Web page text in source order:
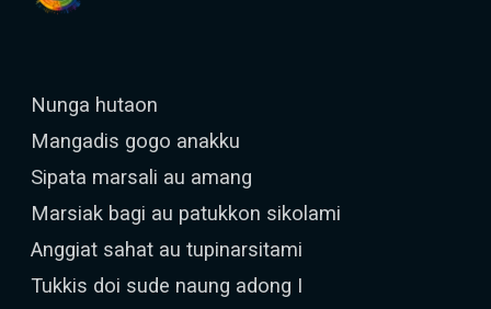
Nunga hutaon
Mangadis gogo anakku
Sipata marsali au amang
Marsiak bagi au patukkon sikolami
Anggiat sahat au tupinarsitami
Tukkis doi sude naung adong I